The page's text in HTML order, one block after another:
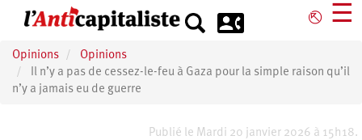
principal
⎋ ☰
Opinions
Opinions
Il n’y a pas de cessez-le-feu à Gaza pour la simple raison qu’il
n’y a jamais eu de guerre
Publié le Mardi 20 janvier 2026 à 15h18.